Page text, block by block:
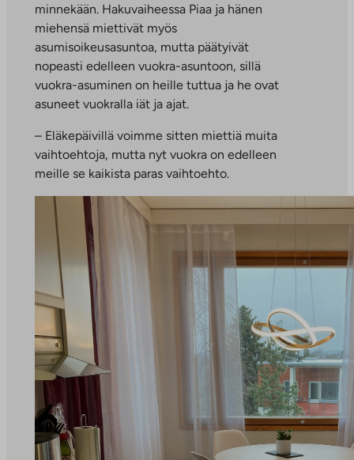
minnekään. Hakuvaiheessa Piaa ja hänen
miehensä miettivät myös
asumisoikeusasuntoa, mutta päätyivät
nopeasti edelleen vuokra-asuntoon, sillä
vuokra-asuminen on heille tuttua ja he ovat
asuneet vuokralla iät ja ajat.
– Eläkepäivillä voimme sitten miettiä muita
vaihtoehtoja, mutta nyt vuokra on edelleen
meille se kaikista paras vaihtoehto.